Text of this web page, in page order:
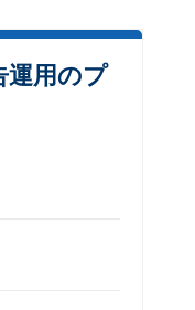
運用のプ